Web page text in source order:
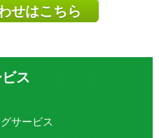
せはこちら
ス
サービス